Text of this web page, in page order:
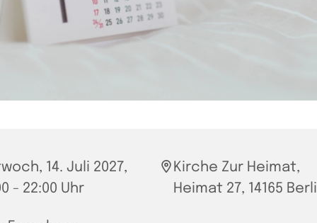
14. Juli 2027,
- 22:00 Uhr
Kirche Zur Heimat,
Heimat 27, 14165